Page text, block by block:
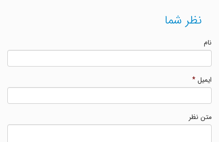
نظر شما
ایمیل*
متن نظر